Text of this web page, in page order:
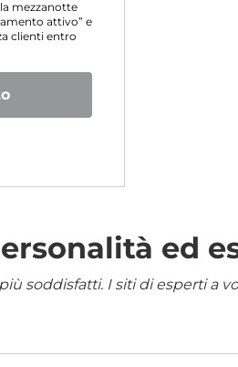
mezzanotte
attivo” e
clienti entro
ed
soddisfatti. I siti di esperti a